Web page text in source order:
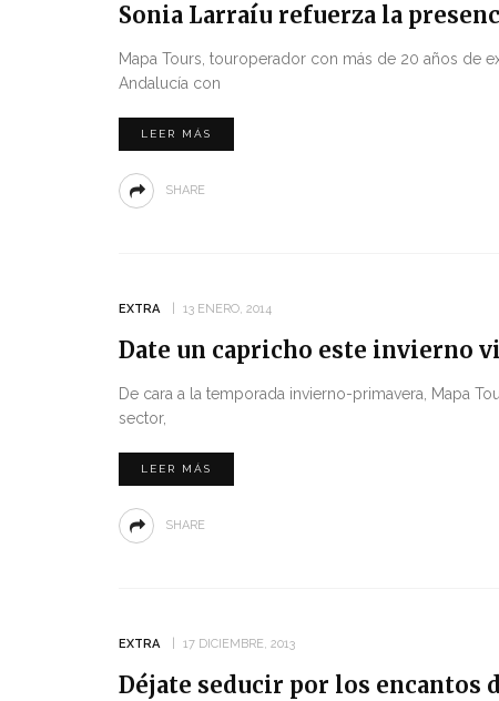
Sonia Larraíu refuerza la
Mapa Tours, touroperador con más de 20 años de
Andalucía con
LEER MÁS
SHARE
EXTRA 13 ENERO, 2014
Date un capricho este invierno
De cara a la temporada invierno-primavera, Mapa
sector,
LEER MÁS
SHARE
EXTRA 17 DICIEMBRE, 2013
Déjate seducir por los encantos